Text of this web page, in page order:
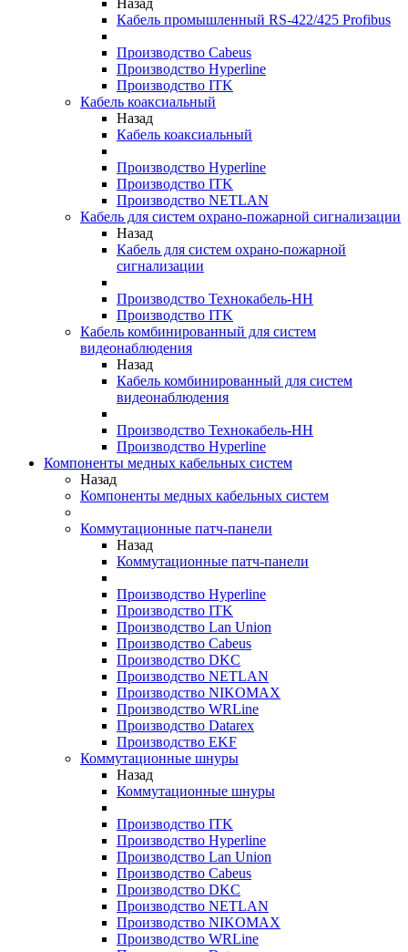
Назад
Кабель промышленный RS-422/425 Profibus
Производство Cabeus
Производство Hyperline
Производство ITK
Кабель коаксиальный
Назад
Кабель коаксиальный
Производство Hyperline
Производство ITK
Производство NETLAN
Кабель для систем охрано-пожарной сигнализации
Назад
Кабель для систем охрано-пожарной
сигнализации
Производство Технокабель-НН
Производство ITK
Кабель комбинированный для систем
видеонаблюдения
Назад
Кабель комбинированный для систем
видеонаблюдения
Производство Технокабель-НН
Производство Hyperline
Компоненты медных кабельных систем
Назад
Компоненты медных кабельных систем
Коммутационные патч-панели
Назад
Коммутационные патч-панели
Производство Hyperline
Производство ITK
Производство Lan Union
Производство Cabeus
Производство DKC
Производство NETLAN
Производство NIKOMAX
Производство WRLine
Производство Datarex
Производство EKF
Коммутационные шнуры
Назад
Коммутационные шнуры
Производство ITK
Производство Hyperline
Производство Lan Union
Производство Cabeus
Производство DKC
Производство NETLAN
Производство NIKOMAX
Производство WRLine